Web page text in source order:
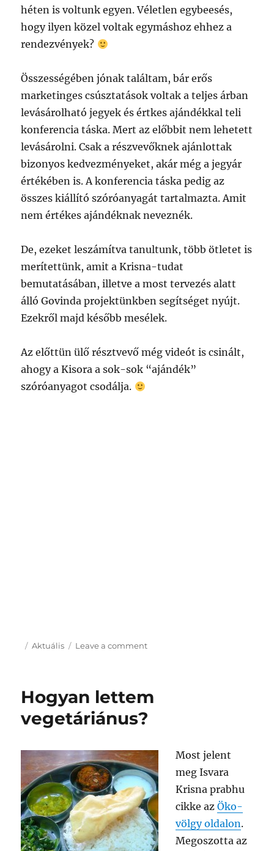
héten is voltunk egyen. Véletlen egybeesés,
hogy ilyen közel voltak egymáshoz ehhez a
rendezvények?
Összességében jónak találtam, bár erős
marketinges csúsztatások voltak a teljes árban
levásárolható jegyek és értkes ajándékkal teli
konferencia táska. Mert az előbbit nem lehetett
levásárolni. Csak a részvevőknek ajánlottak
bizonyos kedvezményeket, akár még a jegyár
értékében is. A konferencia táska pedig az
összes kiállító szóróanyagát tartalmazta. Amit
nem értékes ajándéknak neveznék.
De, ezeket leszámítva tanultunk, több ötletet is
merítettünk, amit a Krisna-tudat
bemutatásában, illetve a most tervezés alatt
álló Govinda projektünkben segítséget nyújt.
Ezekről majd később mesélek.
Az előttün ülő résztvevő még videót is csinált,
ahogy a Kisora a sok-sok “ajándék”
szóróanyagot csodálja.
Posted
Categories
Aktuális Leave a commenton
Hogyan lettem
vegetáriánus?
Most jelent
meg Isvara
Krisna prabhu
cikke azÖko-
völgy oldalon.
Megoszotta az